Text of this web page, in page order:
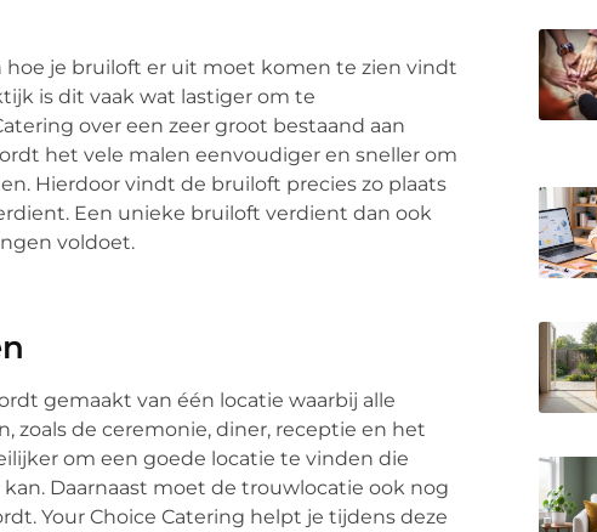
je bruiloft er uit moet komen te zien vindt
is dit vaak wat lastiger om te
over een zeer groot bestaand aan
het vele malen eenvoudiger en sneller om
Hierdoor vindt de bruiloft precies zo plaats
Een unieke bruiloft verdient dan ook
voldoet.
gemaakt van één locatie waarbij alle
zoals de ceremonie, diner, receptie en het
om een goede locatie te vinden die
Daarnaast moet de trouwlocatie ook nog
Your Choice Catering helpt je tijdens deze